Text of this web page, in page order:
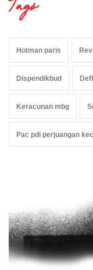
Tags
Hotman paris
Dispendikbud
Keracunan mbg
Pac pdi perjuangan